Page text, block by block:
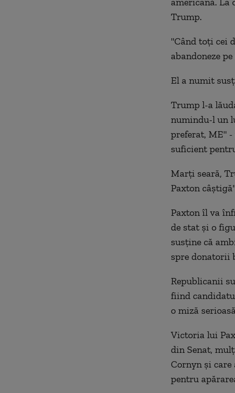
Trump.
"Când toţi cei
abandoneze
El a numit
Trump l-a
numindu-l un
preferat, ME"
suficient
Marţi seară,
Paxton
Paxton îl va
de stat şi o
susţine că
spre donatorii
Republicanii
fiind
o miză
Victoria lui
din Senat,
Cornyn şi
pentru